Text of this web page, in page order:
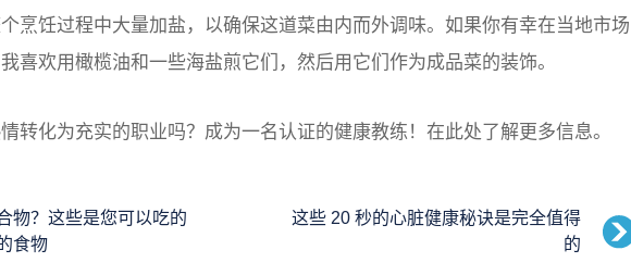
烹饪过程中大量加盐，以确保这道菜由内而外调味。如果你有幸在当地市场
喜欢用橄榄油和一些海盐煎它们，然后用它们作为成品菜的装饰。
转化为充实的职业吗？成为一名认证的健康教练！在此处了解更多信息。
物？这些是您可以吃的
食物
这些 20 秒的心脏健康秘诀是完全值得
的